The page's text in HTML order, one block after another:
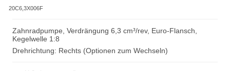
20C6,3X006F
Zahnradpumpe, Verdrängung 6,3 cm³/rev, Euro-Flansch,
Kegelwelle 1:8
Drehrichtung: Rechts (Optionen zum Wechseln)